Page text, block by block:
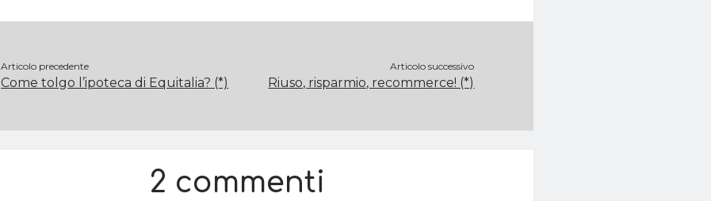
Articolo precedente
Come tolgo l’ipoteca di Equitalia? (*)
Articolo successivo
Riuso, risparmio, recommerce! (*)
2 commenti